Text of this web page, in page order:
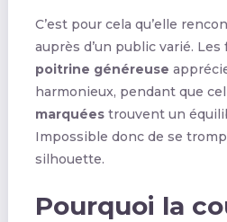
C’est pour cela qu’elle
auprès d’un public varié.
poitrine généreuse
harmonieux, pendant que
marquéestrouvent un
Impossible donc de se
silhouette.
Pourquoi la